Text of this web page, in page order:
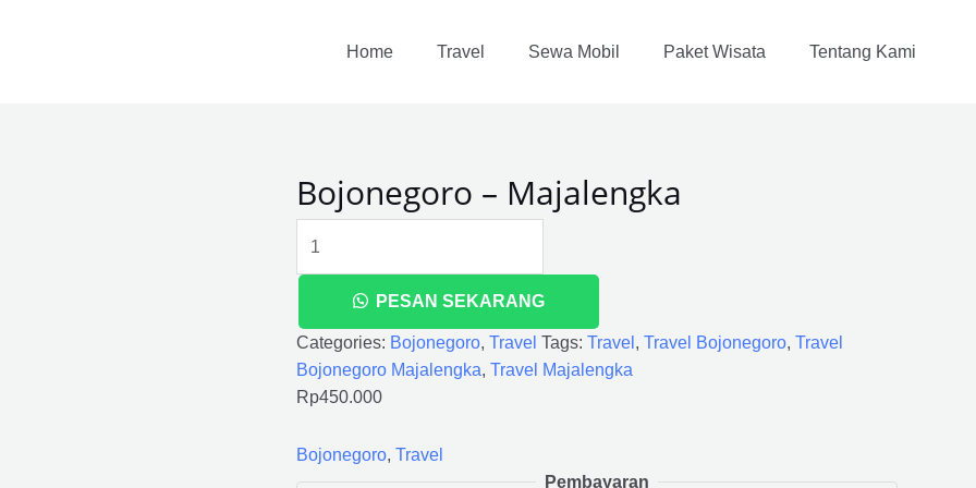
Home Travel Sewa Mobil Paket Wisata Tentang Kami
Bojonegoro – Majalengka
PESAN SEKARANG
Categories: Bojonegoro, Travel Tags: Travel , Travel Bojonegoro, Travel
Bojonegoro Majalengka, Travel Majalengka
Rp450.000
Bojonegoro, Travel
Pembayaran